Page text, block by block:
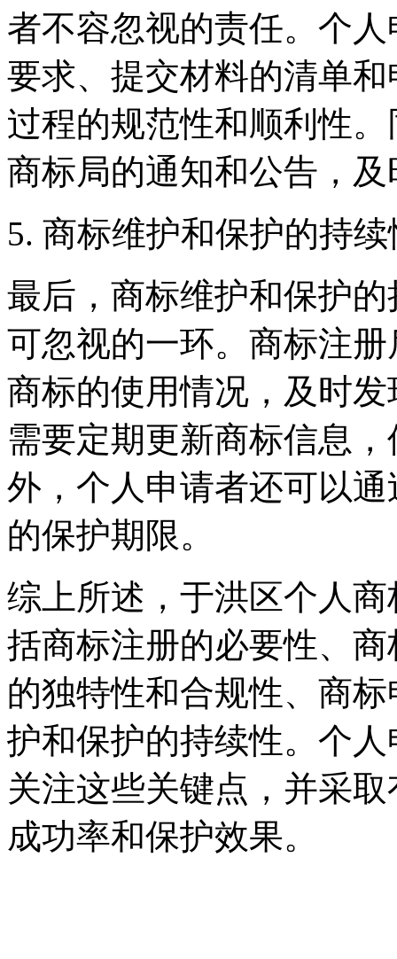
者不容忽视的责任。个
要求、提交材料的清单
过程的规范性和顺利性
商标局的通知和公告，
5. 商标维护和保护的持续
最后，商标维护和保护
可忽视的一环。商标注
商标的使用情况，及时
需要定期更新商标信息
外，个人申请者还可以
的保护期限。
综上所述，于洪区个人
括商标注册的必要性、
的独特性和合规性、商
护和保护的持续性。个
关注这些关键点，并采
成功率和保护效果。